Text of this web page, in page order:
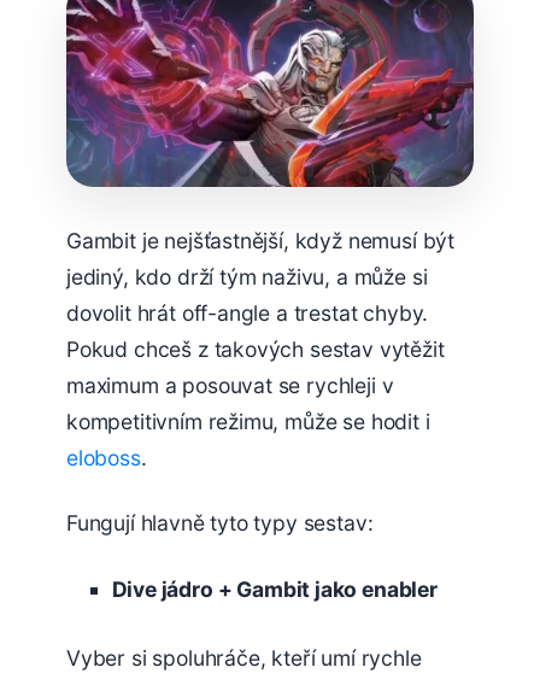
Gambit je nejšťastnější, když nemusí být
jediný, kdo drží tým naživu, a může si
dovolit hrát off-angle a trestat chyby.
Pokud chceš z takových sestav vytěžit
maximum a posouvat se rychleji v
kompetitivním režimu, může se hodit i
eloboss.
Fungují hlavně tyto typy sestav:
Dive jádro + Gambit jako enabler
Vyber si spoluhráče, kteří umí rychle